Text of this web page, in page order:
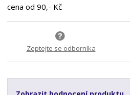
cena od 90,- Kč
Zeptejte se odborníka